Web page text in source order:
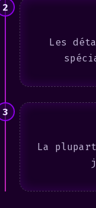
2
Les
3
La